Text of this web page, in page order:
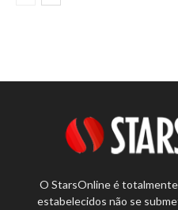
O StarsOnline é
estabelecidos não se